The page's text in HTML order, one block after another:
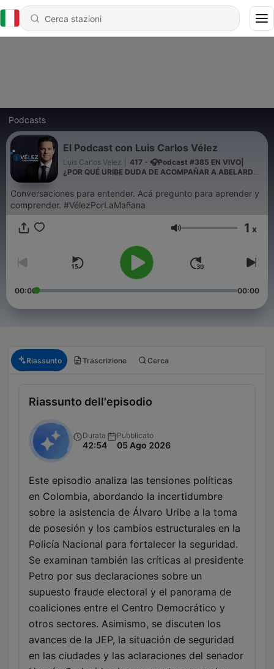
Podcasts
El Podcast con Luis Carlos Vélez
Luis Carlos Velez
417 - 🎧Podcast #385 EN VIVO|
¿POR QUÉ URIBE DUDA DE ACOMPAÑAR A ABELARDO?
Conversaciones para entender. Acá pregunto para aprender y
comprender. #VélezPorLaMañana
Volume 1 x
00:00 00:00
Riassunto Trascrizione Cerca
Riassunto dell'episodio
Durata
42:54
Pubblicato
05 Ago 2026
Este episodio analiza las tensiones políticas
en Colombia, abordando la incertidumbre
sobre la asistencia de Álvaro Uribe a la toma
de posesión y los cambios estructurales en la
Policía Nacional para fortalecer la seguridad.
Se examinan también las críticas al presidente
Petro por sus declaraciones sobre un
supuesto fraude electoral y el panorama de
coaliciones entre el Centro Democrático y
otros sectores. Asimismo, se discuten los
avances de la JEP, la situación de seguridad
en las ciudades y las aclaraciones del senador